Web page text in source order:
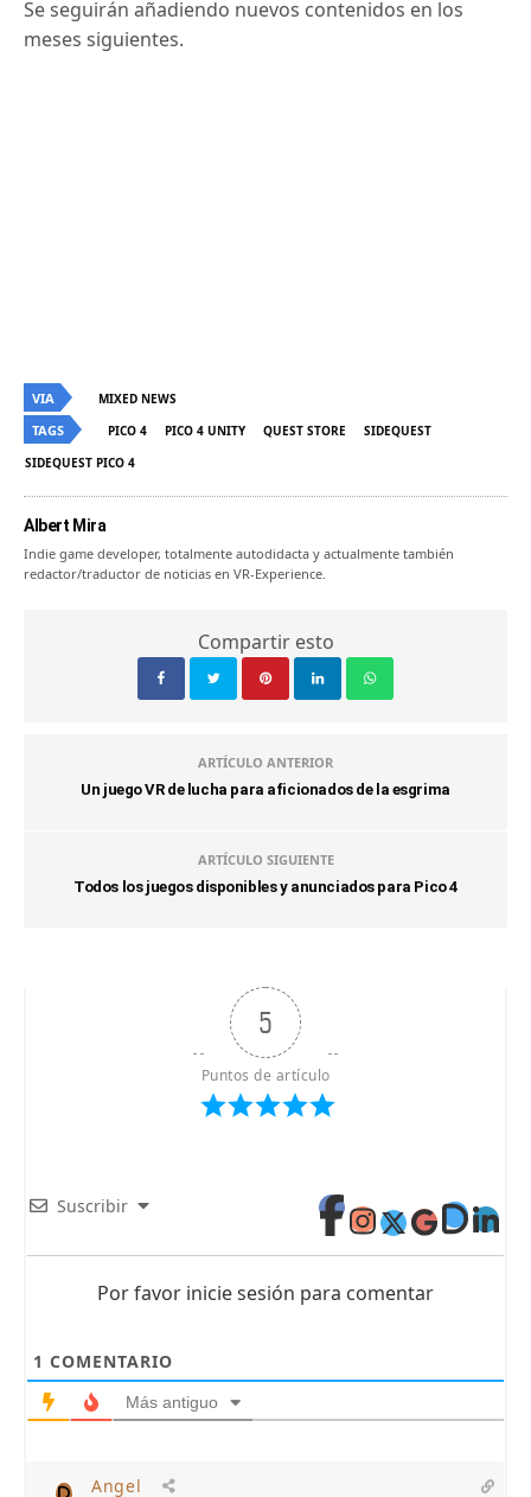
Se seguirán añadiendo nuevos contenidos en los
meses siguientes.
VIA MIXED NEWS
TAGS PICO 4 PICO 4 UNITY QUEST STORE
SIDEQUEST
SIDEQUEST PICO 4
Albert Mira
Indie game developer, totalmente autodidacta y actualmente también
redactor/traductor de noticias en VR-Experience.
Compartir esto
ARTÍCULO ANTERIOR
Un juego VR de lucha para aficionados de la esgrima
ARTÍCULO SIGUIENTE
Todos los juegos disponibles y anunciados para Pico 4
5
Puntos de artículo
Suscribir
Por favor inicie sesión para comentar
1 COMENTARIO
Más antiguo
Angel